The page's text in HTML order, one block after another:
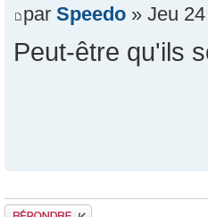
par Speedo » Jeu
Peut-être qu'ils
Publier une réponse